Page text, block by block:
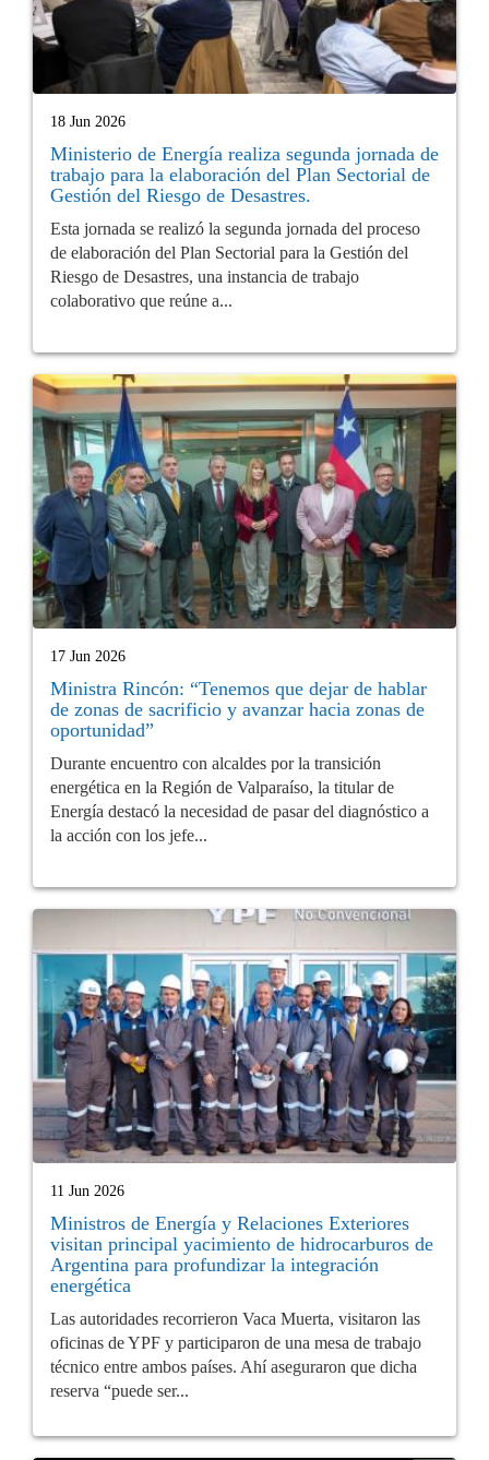
18 Jun 2026
Ministerio de Energía realiza segunda jornada de
trabajo para la elaboración del Plan Sectorial de
Gestión del Riesgo de Desastres.
Esta jornada se realizó la segunda jornada del proceso
de elaboración del Plan Sectorial para la Gestión del
Riesgo de Desastres, una instancia de trabajo
colaborativo que reúne a...
17 Jun 2026
Ministra Rincón: “Tenemos que dejar de hablar
de zonas de sacrificio y avanzar hacia zonas de
oportunidad”
Durante encuentro con alcaldes por la transición
energética en la Región de Valparaíso, la titular de
Energía destacó la necesidad de pasar del diagnóstico a
la acción con los jefe...
11 Jun 2026
Ministros de Energía y Relaciones Exteriores
visitan principal yacimiento de hidrocarburos de
Argentina para profundizar la integración
energética
Las autoridades recorrieron Vaca Muerta, visitaron las
oficinas de YPF y participaron de una mesa de trabajo
técnico entre ambos países. Ahí aseguraron que dicha
reserva “puede ser...